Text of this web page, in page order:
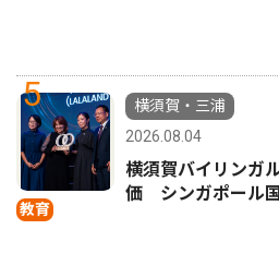
5
教育
横須賀・三浦
2026.08.04
横須賀バイリンガ
価 シンガポール